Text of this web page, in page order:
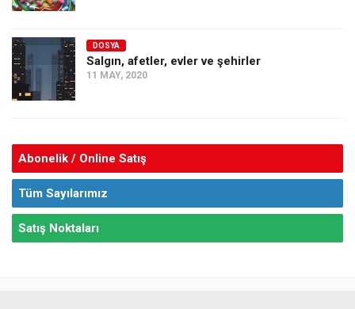
DOSYA
Salgın, afetler, evler ve şehirler
11 MAY, 2020
Abonelik / Online Satış
Tüm Sayılarımız
Satış Noktaları